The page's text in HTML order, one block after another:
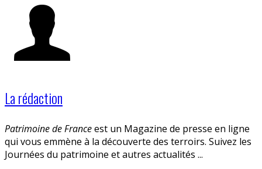
La rédaction
Patrimoine de Franceest un Magazine de presse en ligne
qui vous emmène à la découverte des terroirs. Suivez les
Journées du patrimoine et autres actualités ...